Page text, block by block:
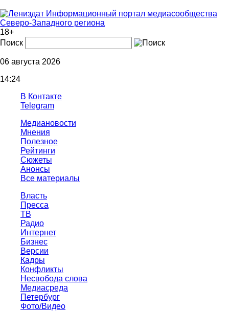
Информационный портал медиасообщества
Северо-Западного региона
18+
Поиск
06 августа 2026
14:24
В Контакте
Telegram
Медиановости
Мнения
Полезное
Рейтинги
Сюжеты
Анонсы
Все материалы
Власть
Пресса
ТВ
Радио
Интернет
Бизнес
Версии
Кадры
Конфликты
Несвобода слова
Медиасреда
Петербург
Фото/Видео